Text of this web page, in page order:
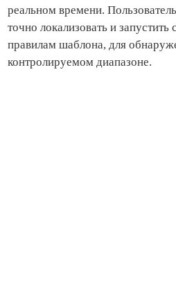
реальном времени.
точно локализовать и
правилам шаблона, для
контролируемом диапазоне.